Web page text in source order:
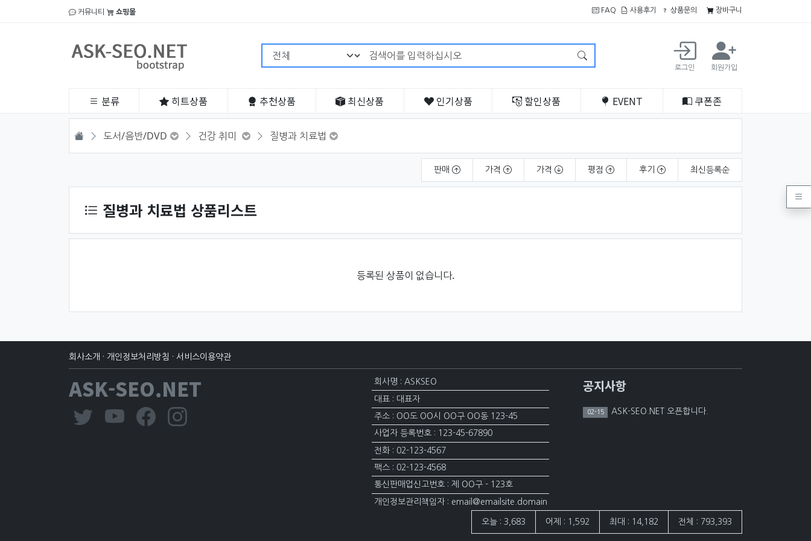
커뮤니티 쇼핑몰 FAQ 사용후기 상품문의 장바구니
검색어 필수
로그인 회원가입
분류 히트상품 추천상품 최신상품 인기상품 할인상품 EVENT 쿠폰존
HOME 도서/음반/DVD 건강 취미 질병과 치료법
판매 가격 가격 평점 후기 최신등록순
질병과 치료법 상품리스트
등록된 상품이 없습니다.
회사소개 · 개인정보처리방침 · 서비스이용약관
ASK-SEO.NET 회사명 : ASKSEO
대표 : 대표자
주소 : OO도 OO시 OO구 OO동 123-45
사업자 등록번호 : 123-45-67890
전화 : 02-123-4567
팩스 : 02-123-4568
통신판매업신고번호 : 제 OO구 - 123호
개인정보관리책임자 : email@emailsite.domain
공지사항
02-15 ASK-SEO.NET 오픈합니다.
접속자집계
오늘 : 3,683 어제 : 1,592 최대 : 14,182 전체 : 793,393